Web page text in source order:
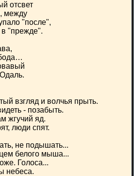
отсвет
между
"после",
"прежде".
взгляд и волчья прыть.
- позабыть.
жгучий яд.
люди спят.
не подышать...
белого мыша...
Голоса...
небеса.